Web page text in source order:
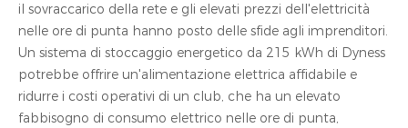
il sovraccarico della rete e gli elevati prezzi dell'elettricità
nelle ore di punta hanno posto delle sfide agli imprenditori.
Un sistema di stoccaggio energetico da 215 kWh di Dyness
potrebbe offrire un'alimentazione elettrica affidabile e
ridurre i costi operativi di un club, che ha un elevato
fabbisogno di consumo elettrico nelle ore di punta,